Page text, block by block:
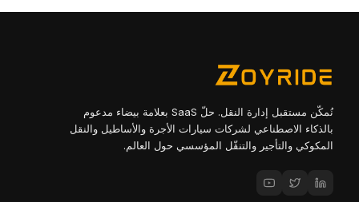
نُمكّن مستقبل إدارة النقل. حلّ SaaS بعلامة بيضاء مدعوم
بالذكاء الاصطناعي لشركات سيارات الأجرة والأساطيل والنقل
المكوكي والتأجير والتنقّل المؤسسي حول العالم.